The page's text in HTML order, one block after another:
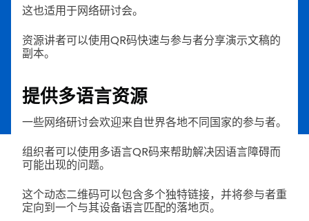
这也适用于网络研讨会。
资源讲者可以使用QR码快速与参与者分享演示文稿的
副本。
提供多语言资源
一些网络研讨会欢迎来自世界各地不同国家的参与者。
组织者可以使用多语言QR码来帮助解决因语言障碍而
可能出现的问题。
这个动态二维码可以包含多个独特链接，并将参与者重
定向到一个与其设备语言匹配的落地页。